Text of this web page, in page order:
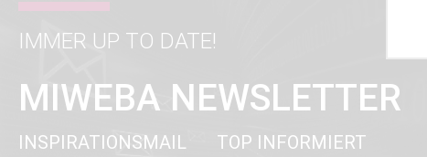
IMMER UP TO DATE!
MIWEBA NEWSLETTER
INSPIRATIONSMAIL
TOP INFORMIERT